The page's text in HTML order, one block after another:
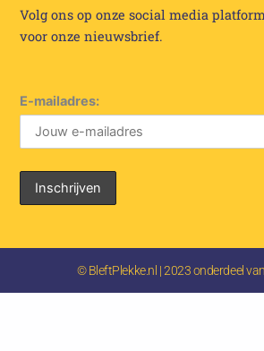
Volg ons op onze social media
voor onze nieuwsbrief.
E-mailadres:
© BleftPlekke.nl | 2023 onderdeel